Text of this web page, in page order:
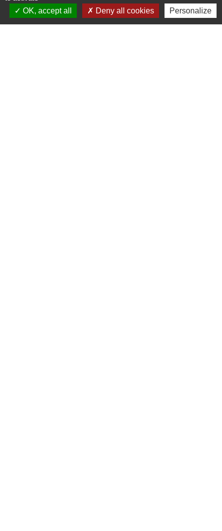
Changement de nom suite à un divorce : faut-il
modifier la carte grise ?
OK, accept all
Deny all cookies Personalize